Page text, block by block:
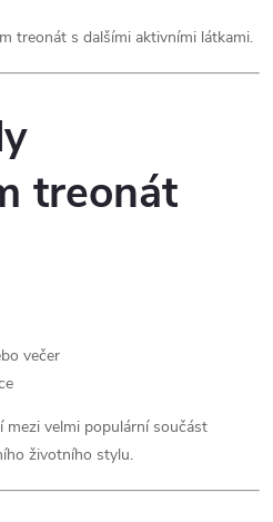
treonát s dalšími aktivními látkami.
treonát
večer
mezi velmi populární součást
životního stylu.